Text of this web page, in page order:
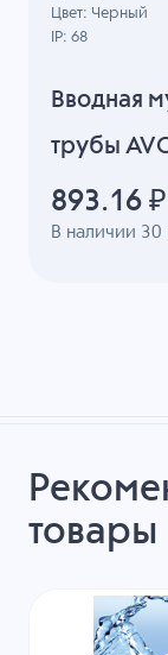
Вводная
трубы
В наличии 30
Цвет: Черный
IP: 68
893.16 ₽
товары